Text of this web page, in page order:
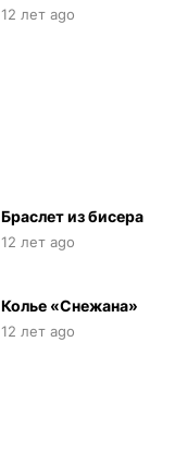
12 лет ago
Браслет из бисера
12 лет ago
Колье «Снежана»
12 лет ago